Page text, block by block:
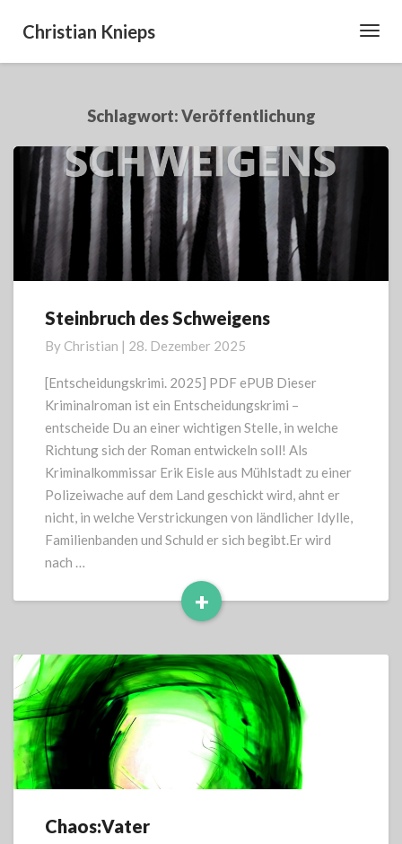
Christian Knieps
Schlagwort:Veröffentlichung
Steinbruch
Schweigens
Steinbruch des Schweigens
By Christian | 28. Dezember 2025
[Entscheidungskrimi. 2025] PDF ePUB Dieser
Kriminalroman ist ein Entscheidungskrimi –
entscheide Du an einer wichtigen Stelle, in welche
Richtung sich der Roman entwickeln soll! Als
Kriminalkommissar Erik Eisle aus Mühlstadt zu einer
Polizeiwache auf dem Land geschickt wird, ahnt er
nicht, in welche Verstrickungen von ländlicher Idylle,
Familienbanden und Schuld er sich begibt.Er wird
nach …
+
Read
Chaos:Vater
Chaos:Vater